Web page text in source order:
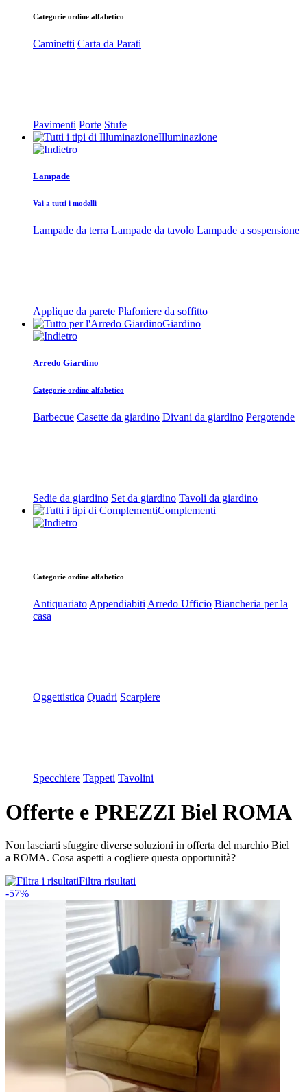
Categorie ordine alfabetico
Caminetti Carta da Parati
Pavimenti Porte Stufe
Illuminazione
Lampade
Vai a tutti i modelli
Lampade da terra Lampade da tavolo Lampade a sospensione
Applique da parete Plafoniere da soffitto
Giardino
Arredo Giardino
Categorie ordine alfabetico
Barbecue Casette da giardino Divani da giardino Pergotende
Sedie da giardino Set da giardino Tavoli da giardino
Complementi
Categorie ordine alfabetico
Antiquariato Appendiabiti Arredo Ufficio Biancheria per la
casa
Oggettistica Quadri Scarpiere
Specchiere Tappeti Tavolini
Offerte e PREZZI Biel ROMA
Non lasciarti sfuggire diverse soluzioni in offerta del marchio Biel
a ROMA. Cosa aspetti a cogliere questa opportunità?
Filtra risultati
-57%